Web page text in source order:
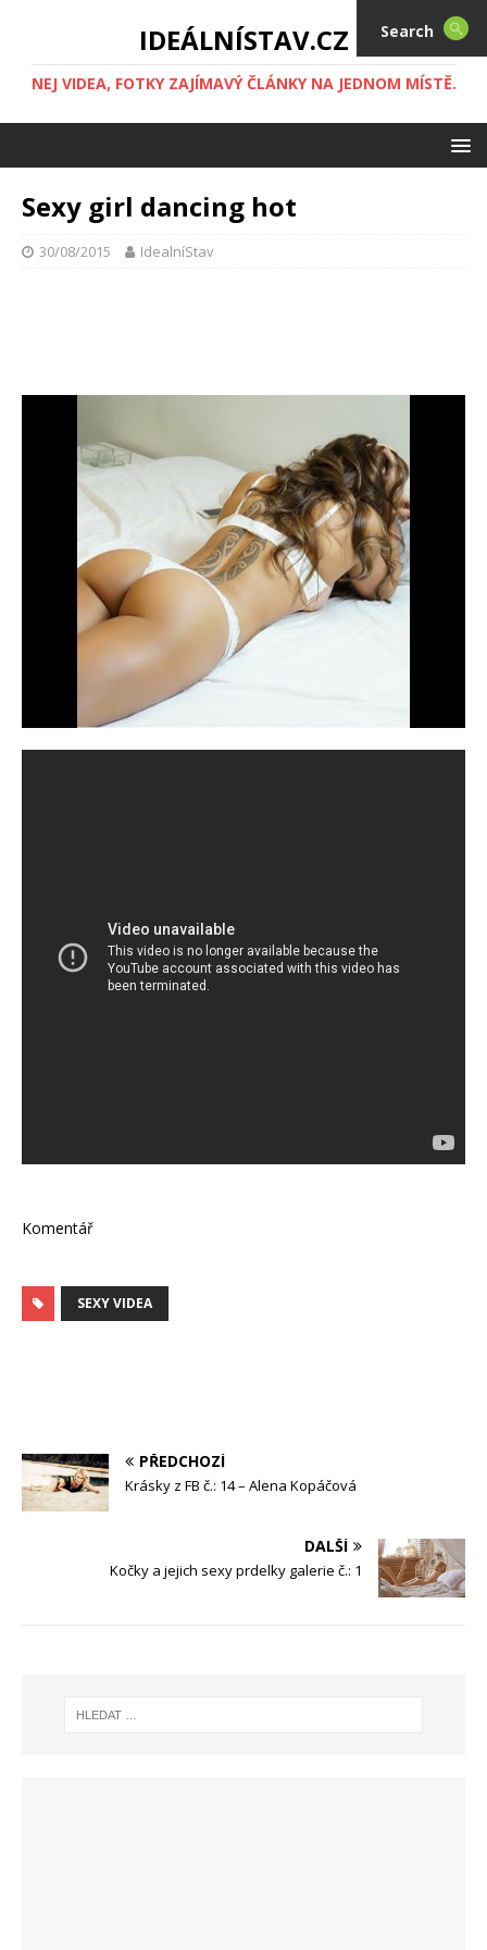
IDEÁLNÍSTAV.CZ
NEJ VIDEA, FOTKY ZAJÍMAVÝ ČLÁNKY NA JEDNOM MÍSTĚ.
Sexy girl dancing hot
30/08/2015 IdealníStav
Komentář
SEXY VIDEA
PŘEDCHOZÍ
Krásky z FB č.: 14 – Alena Kopáčová
DALŠÍ
Kočky a jejich sexy prdelky galerie č.: 1
Search